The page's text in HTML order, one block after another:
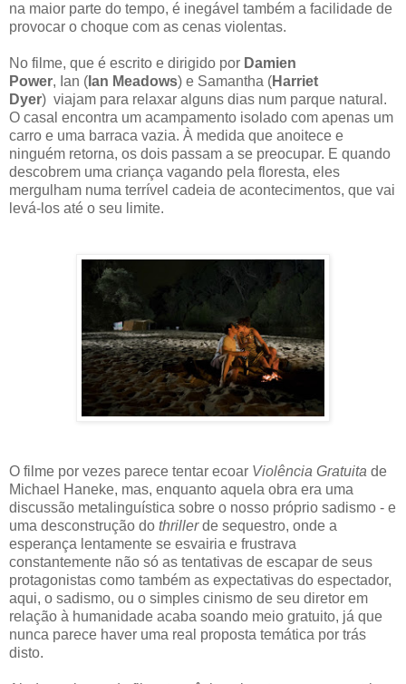
na maior parte do tempo, é inegável também a facilidade de
provocar o choque com as cenas violentas.
No filme, que é escrito e dirigido por Damien
Power, Ian ( Ian Meadows) e Samantha (Harriet
Dyer) viajam para relaxar alguns dias num parque natural.
O casal encontra um acampamento isolado com apenas um
carro e uma barraca vazia. À medida que anoitece e
ninguém retorna, os dois passam a se preocupar. E quando
descobrem uma criança vagando pela floresta, eles
mergulham numa terrível cadeia de acontecimentos, que vai
levá-los até o seu limite.
O filme por vezes parece tentar ecoar Violência Gratuita de
Michael Haneke, mas, enquanto aquela obra era uma
discussão metalinguística sobre o nosso próprio sadismo - e
uma desconstrução do thrillerde sequestro, onde a
esperança lentamente se esvairia e frustrava
constantemente não só as tentativas de escapar de seus
protagonistas como também as expectativas do espectador,
aqui, o sadismo, ou o simples cinismo de seu diretor em
relação à humanidade acaba soando meio gratuito, já que
nunca parece haver uma real proposta temática por trás
disto.